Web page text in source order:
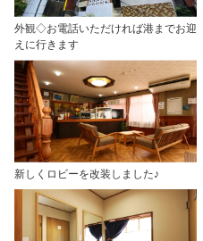
外観◇お電話いただければ港までお迎
えに行きます
新しくロビーを改装しました♪